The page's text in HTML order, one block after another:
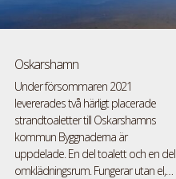
Oskarshamn
Under försommaren 2021
levererades två härligt placerade
strandtoaletter till Oskarshamns
kommun Byggnaderna är
uppdelade. En del toalett och en del
omklädningsrum. Fungerar utan el,…